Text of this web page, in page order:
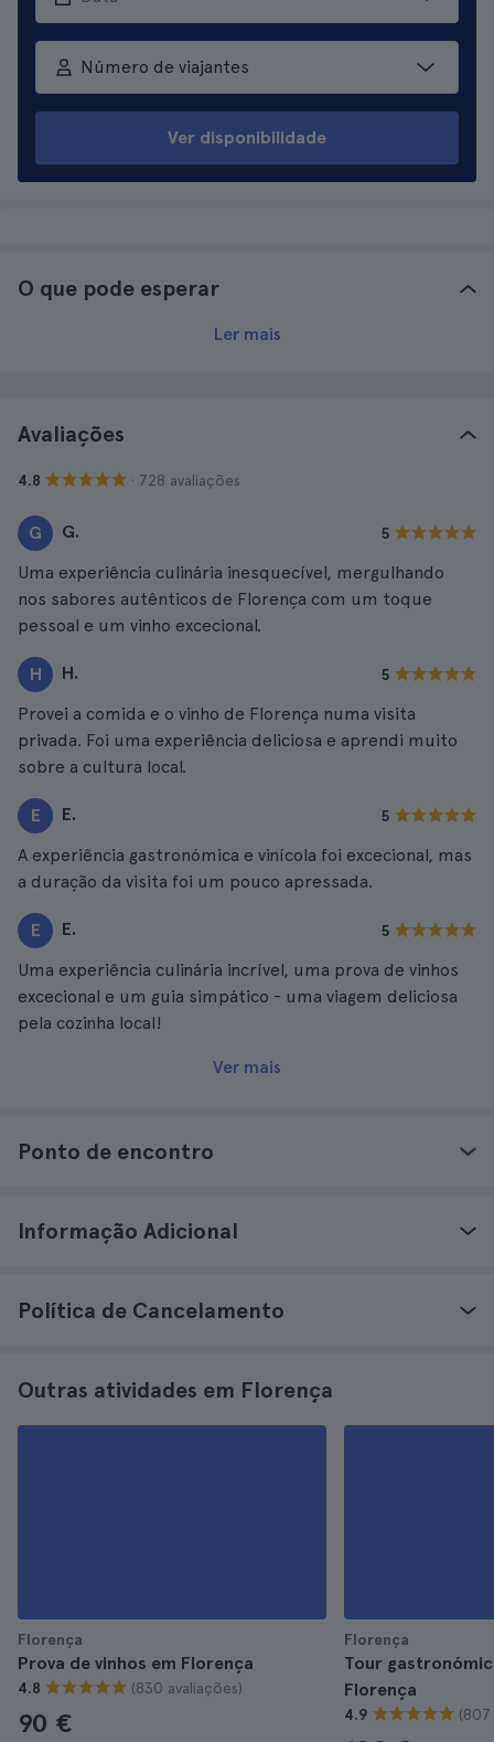
Número de viajantes
Ver disponibilidade
O que pode esperar
Ler mais
Avaliações
4.8 · 728 avaliações
G G. 5
Uma experiência culinária inesquecível, mergulhando
nos sabores autênticos de Florença com um toque
pessoal e um vinho excecional.
H H. 5
Provei a comida e o vinho de Florença numa visita
privada. Foi uma experiência deliciosa e aprendi muito
sobre a cultura local.
E E. 5
A experiência gastronómica e vinícola foi excecional, mas
a duração da visita foi um pouco apressada.
E E. 5
Uma experiência culinária incrível, uma prova de vinhos
excecional e um guia simpático - uma viagem deliciosa
pela cozinha local!
Ver mais
Ponto de encontro
Informação Adicional
Política de Cancelamento
Outras atividades em Florença
Florença
Prova de vinhos em Florença
4.8 (830 avaliações)
90 €
Florença
Tour
Florença
4.9 (807